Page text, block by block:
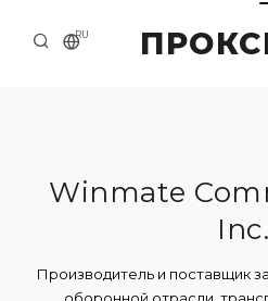
RU
О КОМПАНИИ
КАТАЛОГ ПРОДУКЦИИ
Winmate
Inc.
Производитель и поставщик